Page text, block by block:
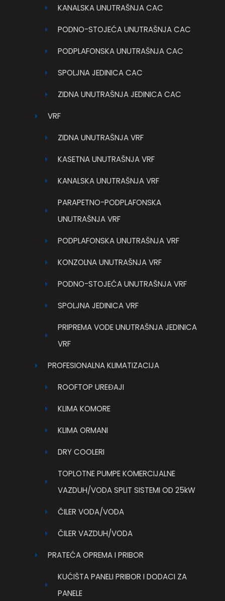
KANALSKA UNUTRAŠNJA CAC
PODNO-STOJEĆA UNUTRAŠNJA CAC
PODPLAFONSKA UNUTRAŠNJA CAC
SPOLJNA JEDINICA CAC
ZIDNA UNUTRAŠNJA JEDINICA CAC
VRF
ZIDNA UNUTRAŠNJA VRF
KASETNA UNUTRAŠNJA VRF
KANALSKA UNUTRAŠNJA VRF
PARAPETNO-PODPLAFONSKA
UNUTRAŠNJA VRF
PODPLAFONSKA UNUTRAŠNJA VRF
KONZOLNA UNUTRAŠNJA VRF
PODNO-STOJEĆA UNUTRAŠNJA VRF
SPOLJNA JEDINICA VRF
PRIPREMA VODE UNUTRAŠNJA JEDINICA
VRF
PROFESIONALNA KLIMATIZACIJA
ROOFTOP UREĐAJI
KLIMA KOMORE
KLIMA ORMANI
DRY COOLERI
TOPLOTNE PUMPE KOMERCIJALNE
VAZDUH/VODA SPLIT SISTEMI OD 25kW
ČILER VODA/VODA
ČILER VAZDUH/VODA
PRATEĆA OPREMA I PRIBOR
KUĆIŠTA PANELI PRIBOR I DODACI ZA
PANELE